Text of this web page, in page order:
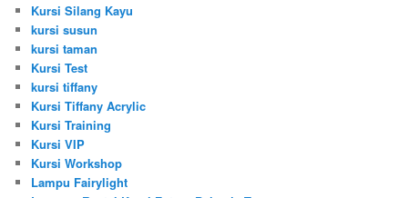
Kursi Silang Kayu
kursi susun
kursi taman
Kursi Test
kursi tiffany
Kursi Tiffany Acrylic
Kursi Training
Kursi VIP
Kursi Workshop
Lampu Fairylight